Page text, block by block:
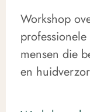
Workshop
mensen die
en